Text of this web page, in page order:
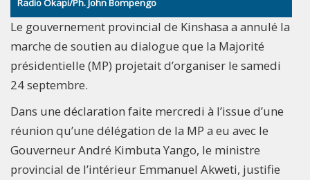
Radio Okapi/Ph. John Bompengo
Le gouvernement provincial de Kinshasa a annulé la
marche de soutien au dialogue que la Majorité
présidentielle (MP) projetait d’organiser le samedi
24 septembre.
Dans une déclaration faite mercredi à l’issue d’une
réunion qu’une délégation de la MP a eu avec le
Gouverneur André Kimbuta Yango, le ministre
provincial de l’intérieur Emmanuel Akweti, justifie